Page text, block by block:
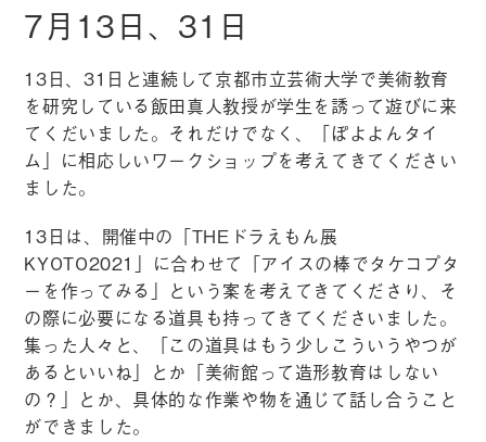
7月13日、31日
13日、31日と連続して京都市立芸術大学で美術教育
を研究している飯田真人教授が学生を誘って遊びに来
てくだいました。それだけでなく、「ぽよよんタイ
ム」に相応しいワークショップを考えてきてください
ました。
13日は、開催中の「THEドラえもん展
KYOTO2021」に合わせて「アイスの棒でタケコプタ
ーを作ってみる」という案を考えてきてくださり、そ
の際に必要になる道具も持ってきてくださいました。
集った人々と、「この道具はもう少しこういうやつが
あるといいね」とか「美術館って造形教育はしない
の？」とか、具体的な作業や物を通じて話し合うこと
ができました。